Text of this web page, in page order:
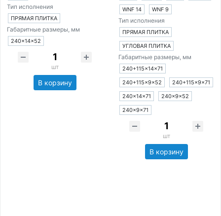
Тип исполнения
ПРЯМАЯ ПЛИТКА
Габаритные размеры, мм
240×14×52
шт
В корзину
WNF 14
WNF 9
Тип исполнения
ПРЯМАЯ ПЛИТКА
УГЛОВАЯ ПЛИТКА
Габаритные размеры, мм
240+115×14×71
240+115×9×52
240+115×9×71
240×14×71
240×9×52
240×9×71
шт
В корзину